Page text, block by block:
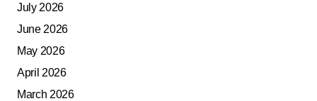
July 2026
June 2026
May 2026
April 2026
March 2026